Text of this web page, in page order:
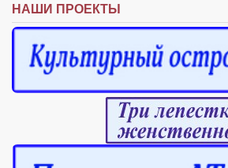
НАШИ ПРОЕКТЫ